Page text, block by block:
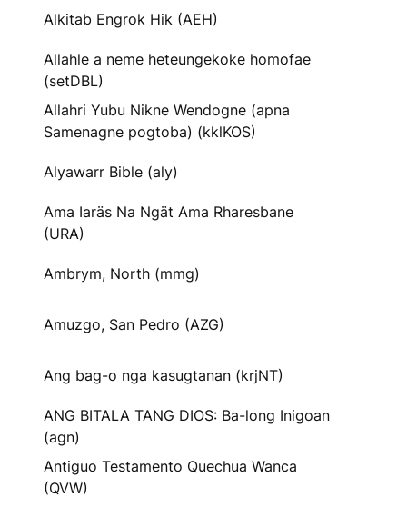
Alkitab Engrok Hik (AEH)
Allahle a neme heteungekoke homofae
(setDBL)
Allahri Yubu Nikne Wendogne (apna
Samenagne pogtoba) (kklKOS)
Alyawarr Bible (aly)
Ama Iaräs Na Ngät Ama Rharesbane
(URA)
Ambrym, North (mmg)
Amuzgo, San Pedro (AZG)
Ang bag-o nga kasugtanan (krjNT)
ANG BITALA TANG DIOS: Ba-long Inigoan
(agn)
Antiguo Testamento Quechua Wanca
(QVW)